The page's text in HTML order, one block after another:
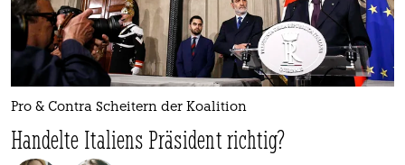
Pro & Contra Scheitern der Koalition
Handelte Italiens Präsident richtig?